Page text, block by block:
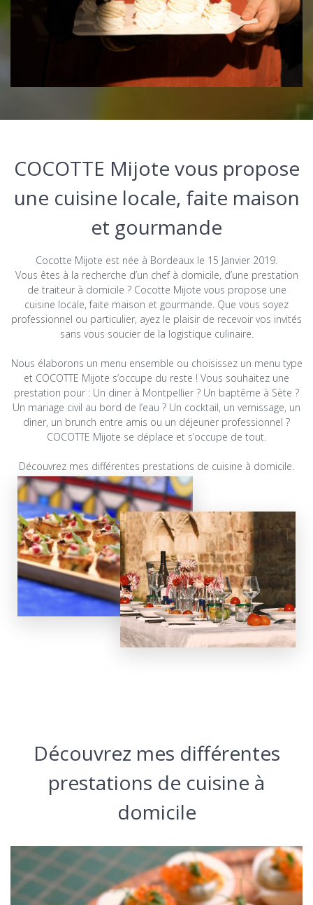
COCOTTE Mijote vous propose
une cuisine locale, faite maison
et gourmande
Cocotte Mijote est née à Bordeaux le 15 Janvier 2019.
Vous êtes à la recherche d’un chef à domicile, d’une prestation
de traiteur à domicile ? Cocotte Mijote vous propose une
cuisine locale, faite maison et gourmande. Que vous soyez
professionnel ou particulier, ayez le plaisir de recevoir vos invités
sans vous soucier de la logistique culinaire.
Nous élaborons un menu ensemble ou choisissez un menu type
et COCOTTE Mijote s’occupe du reste ! Vous souhaitez une
prestation pour : Un diner à Montpellier ? Un baptême à Sète ?
Un mariage civil au bord de l’eau ? Un cocktail, un vernissage, un
diner, un brunch entre amis ou un déjeuner professionnel ?
COCOTTE Mijote se déplace et s’occupe de tout.
Découvrez mes différentes prestations de cuisine à domicile.
Découvrez mes différentes
prestations de cuisine à
domicile